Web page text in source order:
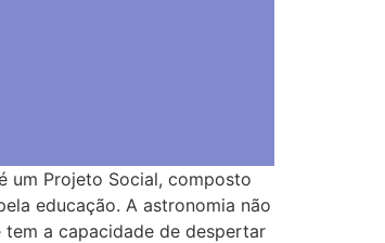
um Projeto Social, composto
educação. A astronomia não
a capacidade de despertar